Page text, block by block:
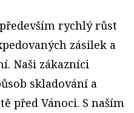
rychlý růst
zásilek a
Naši zákazníci
skladování a
před Vánoci. S naším